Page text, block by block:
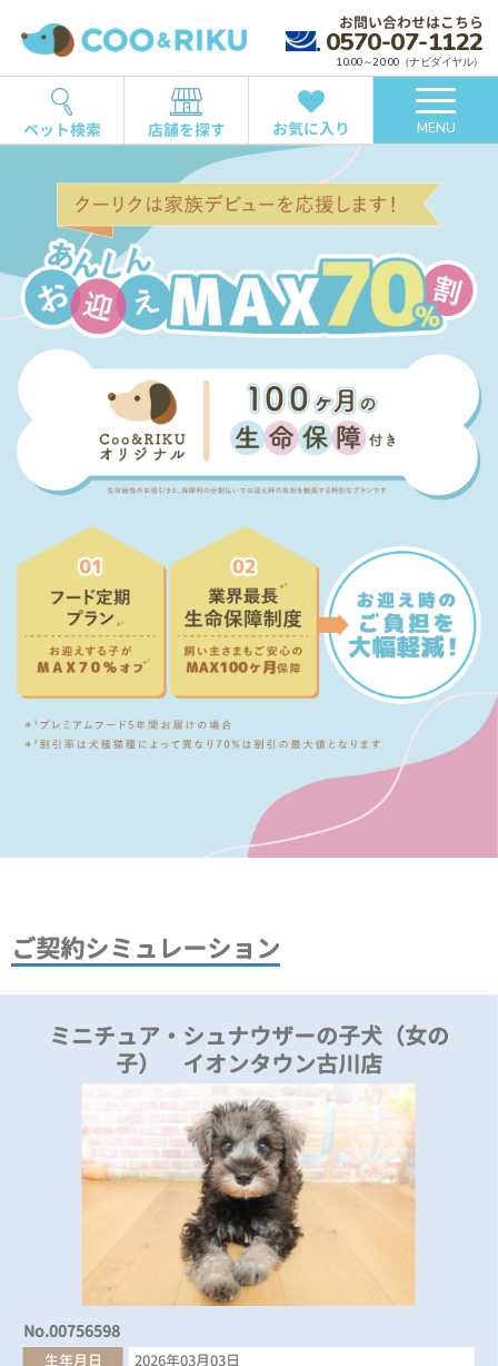
お問い合わせはこちら
0570-07-1122
10:00～20:00（ナビダイヤル）
ペット検索 店舗を探す お気に入り MENU
ご契約シミュレーション
ミニチュア・シュナウザーの子犬（女の
子） イオンタウン古川店
No.00756598
生年月日
2026年03月03日